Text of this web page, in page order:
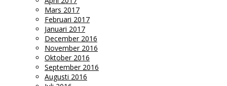
Mars 2017
Februari 2017
Januari 2017
December 2016
November 2016
Oktober 2016
September 2016
Augusti 2016